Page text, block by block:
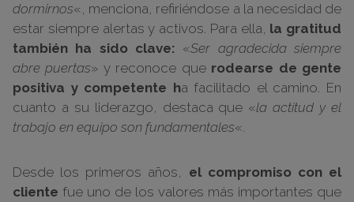
dormirnos«, menciona, refiriéndose a la necesidad de
estar siempre alertas y activos. Para ella, la gratitud
también ha sido clave: «Ser agradecida siempre
abre puertas» y reconoce que rodearse de gente
positiva y competente ha facilitado el camino. En
cuanto a su liderazgo, destaca que «la actitud y el
trabajo en equipo son fundamentales«.
Desde los primeros años, el compromiso con el
cliente fue uno de los valores más importantes que